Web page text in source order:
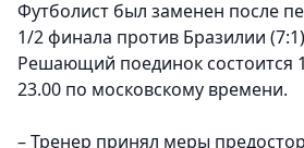
Футболист был заменен после
1/2 финала против Бразилии
Решающий поединок состоится
23.00 по московскому времени.
– Тренер принял меры